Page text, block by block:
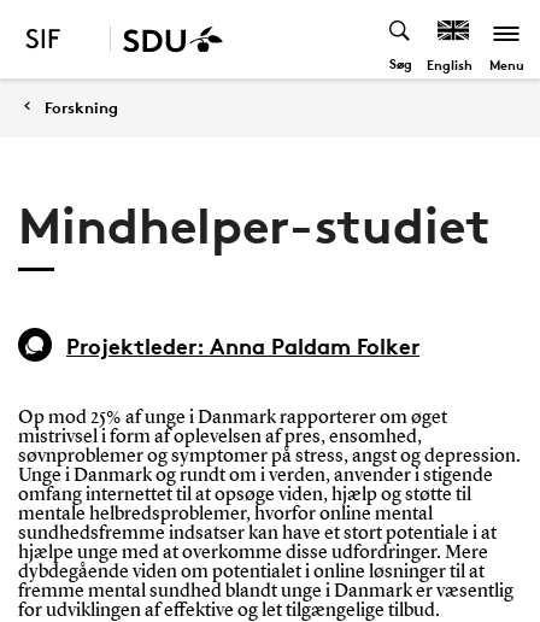
Søg English Menu
Forskning
Mindhelper-studiet
Projektleder: Anna Paldam Folker
Op mod 25% af unge i Danmark rapporterer om øget
mistrivsel i form af oplevelsen af pres, ensomhed,
søvnproblemer og symptomer på stress, angst og depression.
Unge i Danmark og rundt om i verden, anvender i stigende
omfang internettet til at opsøge viden, hjælp og støtte til
mentale helbredsproblemer, hvorfor online mental
sundhedsfremme indsatser kan have et stort potentiale i at
hjælpe unge med at overkomme disse udfordringer. Mere
dybdegående viden om potentialet i online løsninger til at
fremme mental sundhed blandt unge i Danmark er væsentlig
for udviklingen af effektive og let tilgængelige tilbud.